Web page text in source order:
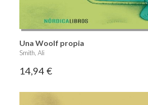
Una Woolf propia
Smith, Ali
14,94 €